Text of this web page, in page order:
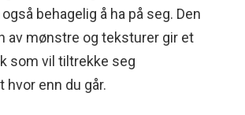
behagelig å ha på seg. Den
av mønstre og teksturer gir et
som vil tiltrekke seg
enn du går.